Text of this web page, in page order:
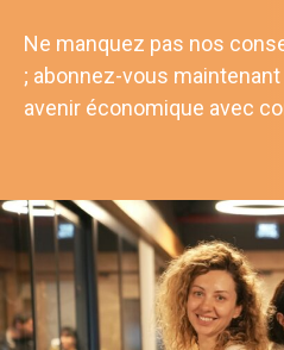
Ne manquez pas nos
; abonnez-vous
avenir économique avec